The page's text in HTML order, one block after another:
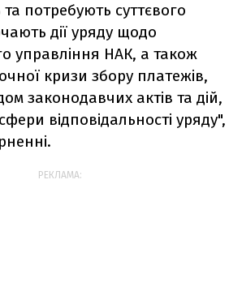
та потребують суттєвого
дії уряду щодо
управління НАК, а також
кризи збору платежів,
законодавчих актів та дій,
відповідальності уряду",
РЕКЛАМА: